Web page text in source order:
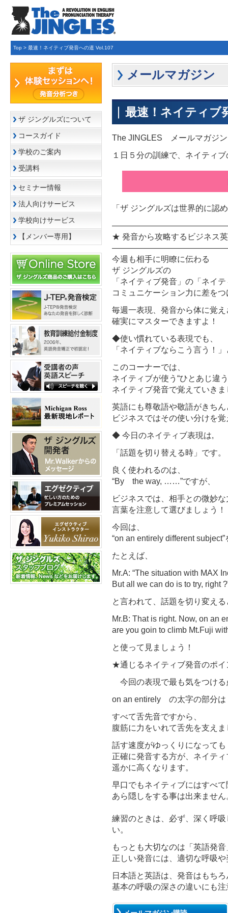
Top > 最速！ネイティブ発音への道 Vol.107
ザ ジングルズについて
コースガイド
学校のご案内
受講料
セミナー情報
法人向けサービス
学校向けサービス
【メンバー専用】
メールマガジン
最速！ネイティブ
The JINGLES メールマガジン
１日５分の訓練で、ネイティ
「ザ ジングルズは世界的に認
★ 発音から攻略するビジネス
今週も相手に明瞭に伝わる
ザ ジングルズの
「ネイティブ発音」の「ネイ
コミュニケーション力に差を
毎週一表現、発音から体に覚
確実にマスターできますよ！
◆使い慣れている表現でも、
「ネイティブならこう言う！
このコーナーでは、
ネイティブが使う“ひとあじ違
ネイティブ発音で覚えていき
英語にも尊敬語や敬語がきち
ビジネスではその使い分けを
◆ 今日のネイティブ表現は,
「話題を切り替える時」です。
良く使われるのは、
“By the way, ……”ですが、
ビジネスでは、相手との微妙
言葉を注意して選びましょう！
今回は、
“on an entirely different
たとえば、
Mr.A: “The situation with MAX
But all we can do is to try, right
と言われて、話題を切り変え
Mr.B: That is right. Now, on an
are you goin to climb Mt.Fuji
と使って見ましょう！
★通じるネイティブ発音のポイ
今回の表現で最も気をつけ
on an entirely の太字の部分は
すべて舌先音ですから、
腹筋に力をいれて舌先を支え
話す速度がゆっくりになっても
正確に発音する方が、ネイテ
遥かに高くなります。
早口でもネイティブにはすべ
あら隠しをする事は出来ません
練習のときは、必ず、深く呼
い。
もっとも大切なのは「英語発
正しい発音には、適切な呼吸
日本語と英語は、発音はもちろ
基本の呼吸の深さの違いにも